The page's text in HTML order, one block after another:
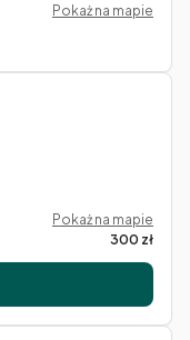
Pokaż na mapie
Pokaż na mapie
300 zł